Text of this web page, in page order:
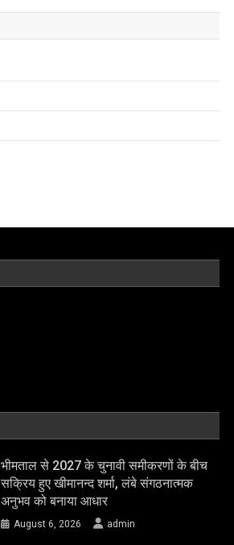
भीमताल से 2027 के चुनावी समीकरणों के बीच
सक्रिय हुए खीमानन्द शर्मा, लंबे संगठनात्मक
अनुभव को बनाया आधार
August 6, 2026 admin